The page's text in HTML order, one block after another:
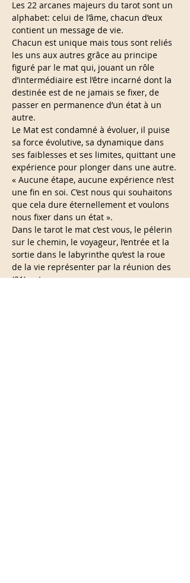
Les 22 arcanes majeurs du tarot sont un
alphabet: celui de l’âme, chacun d’eux
contient un message de vie.
Chacun est unique mais tous sont reliés
les uns aux autres grâce au principe
figuré par le mat qui, jouant un rôle
d’intermédiaire est l’être incarné dont la
destinée est de ne jamais se fixer, de
passer en permanence d’un état à un
autre.
Le Mat est condamné à évoluer, il puise
sa force évolutive, sa dynamique dans
ses faiblesses et ses limites, quittant une
expérience pour plonger dans une autre.
« Aucune étape, aucune expérience n’est
une fin en soi. C’est nous qui souhaitons
que cela dure éternellement et voulons
nous fixer dans un état ».
Dans le tarot le mat c’est vous, le pélerin
sur le chemin, le voyageur, l’entrée et la
sortie dans le labyrinthe qu’est la roue
de la vie représenter par la réunion des
(21) autres…